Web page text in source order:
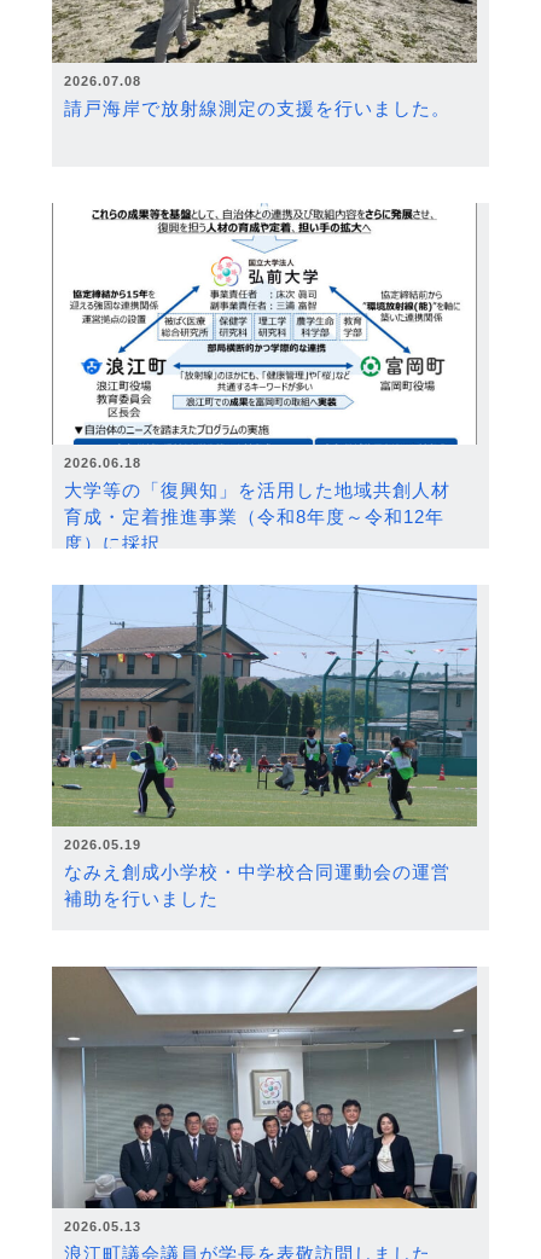
2026.07.08
請戸海岸で放射線測定の支援を行いました。
2026.06.18
大学等の「復興知」を活用した地域共創人材
育成・定着推進事業（令和8年度～令和12年
度）に採択
2026.05.19
なみえ創成小学校・中学校合同運動会の運営
補助を行いました
2026.05.13
浪江町議会議員が学長を表敬訪問しました